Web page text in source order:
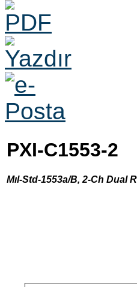
PXI-C1553-2
Mıl-Std-1553a/B, 2-Ch Dual